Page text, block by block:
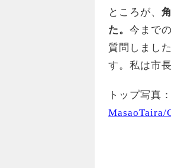
ところが、
た。 今まで
質問しまし
す。私は市
トップ写真
MasaoTaira/